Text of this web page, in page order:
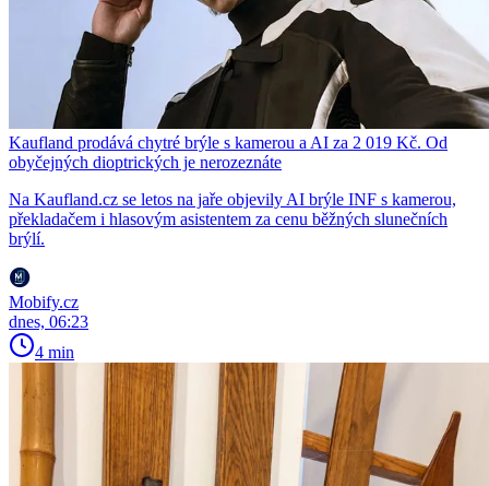
Kaufland prodává chytré brýle s kamerou a AI za 2 019 Kč. Od
obyčejných dioptrických je nerozeznáte
Na Kaufland.cz se letos na jaře objevily AI brýle INF s kamerou,
překladačem i hlasovým asistentem za cenu běžných slunečních
brýlí.
Mobify.cz
dnes, 06:23
4 min